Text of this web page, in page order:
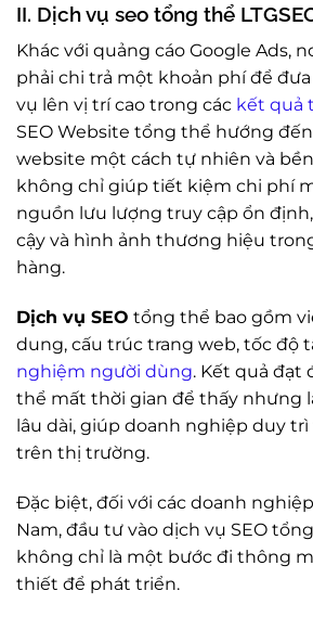
II. Dịch vụ seo tổng thể
Khác với quảng cáo Google Ads,
phải chi trả một khoản phí để
vụ lên vị trí cao trong các kết quả
SEO Website tổng thể hướng
website một cách tự nhiên và
không chỉ giúp tiết kiệm chi phí
nguồn lưu lượng truy cập ổn
cậy và hình ảnh thương hiệu
hàng.
Dịch vụ SEO tổng thể bao gồm
dung, cấu trúc trang web, tốc độ
nghiệm người dùng. Kết quả đạt
thể mất thời gian để thấy nhưng
lâu dài, giúp doanh nghiệp duy
trên thị trường.
Đặc biệt, đối với các doanh
Nam, đầu tư vào dịch vụ SEO
không chỉ là một bước đi thông
thiết để phát triển.